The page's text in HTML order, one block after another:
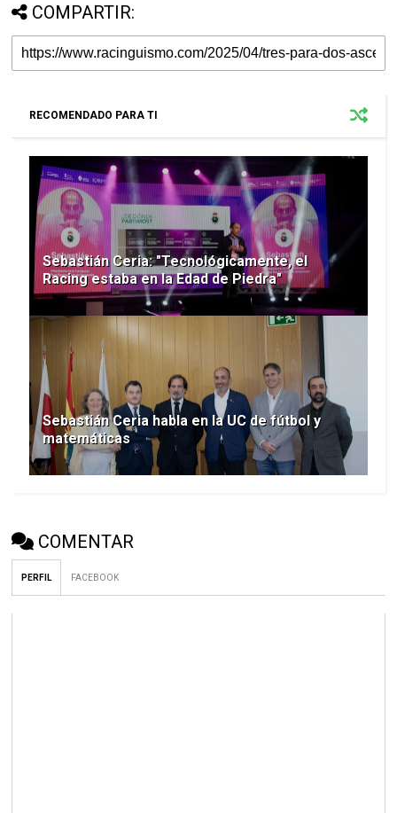
COMPARTIR:
RECOMENDADO PARA TI
Sebastián Ceria: "Tecnológicamente, el
Racing estaba en la Edad de Piedra"
Sebastián Ceria habla en la UC de fútbol y
matemáticas
COMENTAR
PERFIL FACEBOOK